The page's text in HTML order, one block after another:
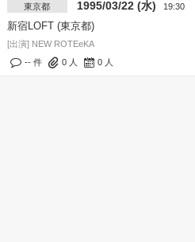
東京都 1995/03/22 (水) 19:30
新宿LOFT (東京都)
[出演] NEW ROTEeKA
-- 件
0 人 0 人